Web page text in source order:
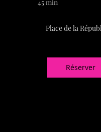
45 min4
i
Place de la
Réserver